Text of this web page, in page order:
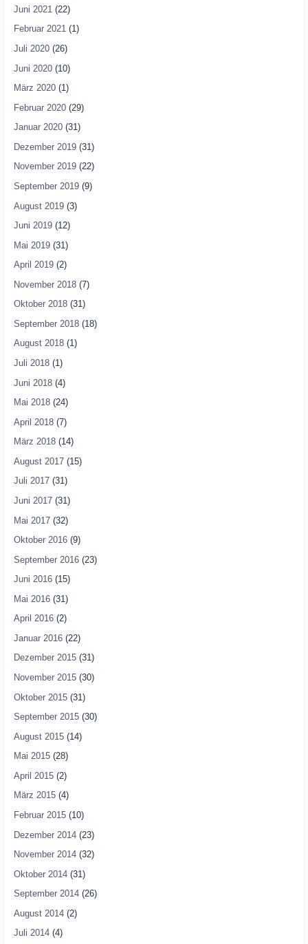
Juni 2021 (22)
Februar 2021(1)
Juli 2020(26)
Juni 2020(10)
März 2020(1)
Februar 2020(29)
Januar 2020(31)
Dezember 2019(31)
November 2019(22)
September 2019(9)
August 2019(3)
Juni 2019(12)
Mai 2019(31)
April 2019(2)
November 2018(7)
Oktober 2018(31)
September 2018(18)
August 2018(1)
Juli 2018(1)
Juni 2018(4)
Mai 2018(24)
April 2018(7)
März 2018(14)
August 2017(15)
Juli 2017(31)
Juni 2017(31)
Mai 2017(32)
Oktober 2016(9)
September 2016(23)
Juni 2016(15)
Mai 2016(31)
April 2016(2)
Januar 2016(22)
Dezember 2015(31)
November 2015(30)
Oktober 2015(31)
September 2015(30)
August 2015(14)
Mai 2015(28)
April 2015(2)
März 2015(4)
Februar 2015(10)
Dezember 2014(23)
November 2014(32)
Oktober 2014(31)
September 2014(26)
August 2014(2)
Juli 2014(4)